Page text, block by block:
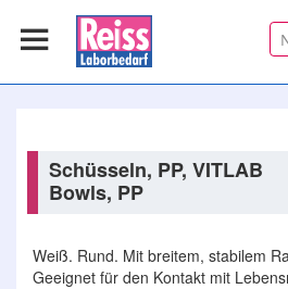
Schüsseln, PP, VITLAB
Bowls, PP
Weiß. Rund. Mit breitem, stabilem
Geeignet für den Kontakt mit